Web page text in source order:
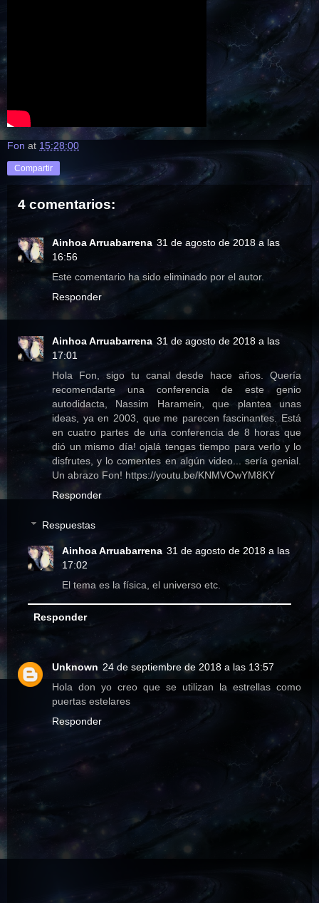
Fon at 15:28:00
Compartir
4 comentarios:
Ainhoa Arruabarrena 31 de agosto de 2018 a las
16:56
Este comentario ha sido eliminado por el autor.
Responder
Ainhoa Arruabarrena 31 de agosto de 2018 a las
17:01
Hola Fon, sigo tu canal desde hace años. Quería
recomendarte una conferencia de este genio
autodidacta, Nassim Haramein, que plantea unas
ideas, ya en 2003, que me parecen fascinantes. Está
en cuatro partes de una conferencia de 8 horas que
dió un mismo día! ojalá tengas tiempo para verlo y lo
disfrutes, y lo comentes en algún video... sería genial.
Un abrazo Fon! https://youtu.be/KNMVOwYM8KY
Responder
Respuestas
Ainhoa Arruabarrena 31 de agosto de 2018 a las
17:02
El tema es la física, el universo etc.
Responder
Unknown 24 de septiembre de 2018 a las 13:57
Hola don yo creo que se utilizan la estrellas como
puertas estelares
Responder